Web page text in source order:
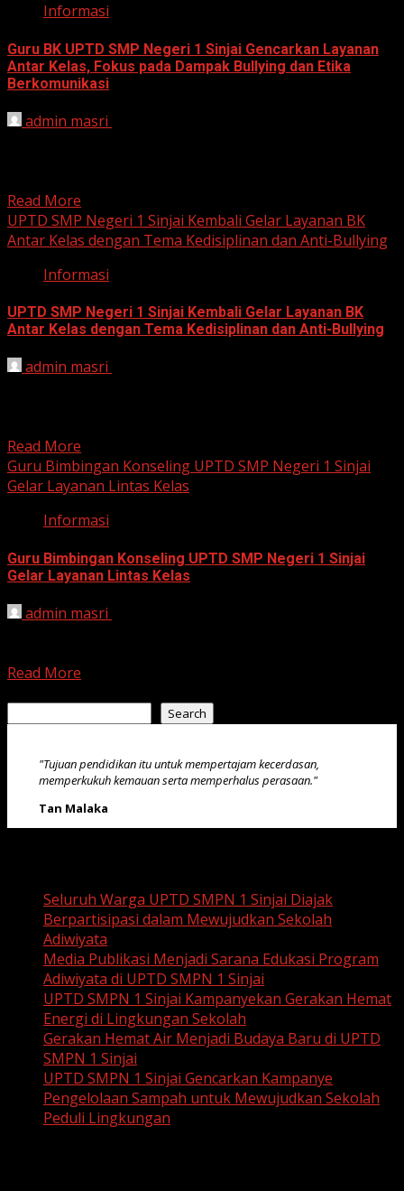
Informasi
Guru BK UPTD SMP Negeri 1 Sinjai Gencarkan Layanan
Antar Kelas, Fokus pada Dampak Bullying dan Etika
Berkomunikasi
admin masri
Read More
UPTD SMP Negeri 1 Sinjai Kembali Gelar Layanan BK
Antar Kelas dengan Tema Kedisiplinan dan Anti-Bullying
Informasi
UPTD SMP Negeri 1 Sinjai Kembali Gelar Layanan BK
Antar Kelas dengan Tema Kedisiplinan dan Anti-Bullying
admin masri
Read More
Guru Bimbingan Konseling UPTD SMP Negeri 1 Sinjai
Gelar Layanan Lintas Kelas
Informasi
Guru Bimbingan Konseling UPTD SMP Negeri 1 Sinjai
Gelar Layanan Lintas Kelas
admin masri
Read More
Search
"Tujuan pendidikan itu untuk mempertajam kecerdasan,
memperkukuh kemauan serta memperhalus perasaan."
Tan Malaka
Seluruh Warga UPTD SMPN 1 Sinjai Diajak
Berpartisipasi dalam Mewujudkan Sekolah
Adiwiyata
Media Publikasi Menjadi Sarana Edukasi Program
Adiwiyata di UPTD SMPN 1 Sinjai
UPTD SMPN 1 Sinjai Kampanyekan Gerakan Hemat
Energi di Lingkungan Sekolah
Gerakan Hemat Air Menjadi Budaya Baru di UPTD
SMPN 1 Sinjai
UPTD SMPN 1 Sinjai Gencarkan Kampanye
Pengelolaan Sampah untuk Mewujudkan Sekolah
Peduli Lingkungan